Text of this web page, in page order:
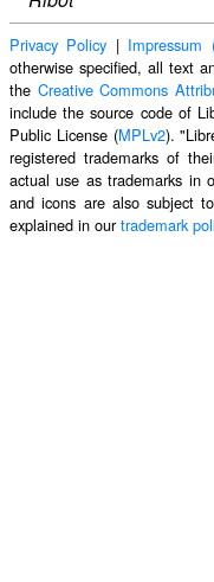
Privacy Policy | Impressum
otherwise specified, all text
the Creative Commons
include the source code of
Public License (MPLv2).
registered trademarks of
actual use as trademarks in
and icons are also subject
explained in ourtrademark